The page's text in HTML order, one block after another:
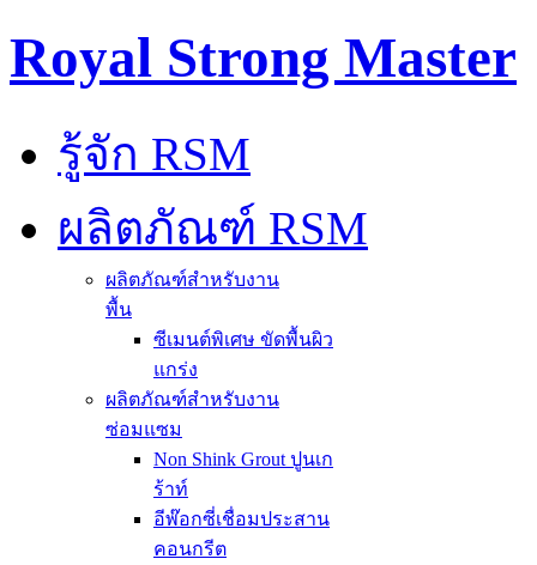
Royal Strong Master
รู้จัก RSM
ผลิตภัณฑ์ RSM
ผลิตภัณฑ์สำหรับงาน
พื้น
ซีเมนต์พิเศษ ขัดพื้นผิว
แกร่ง
ผลิตภัณฑ์สำหรับงาน
ซ่อมแซม
Non Shink Grout ปูนเก
ร้าท์
อีพ๊อกซี่เชื่อมประสาน
คอนกรีต